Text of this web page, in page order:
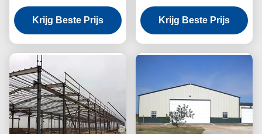
staalconstructie
Werkplaats
Energiezuinige werking
Krijg Beste Prijs
Structurele staal A-klasse
Bolted verbinding
Krijg Beste Prijs